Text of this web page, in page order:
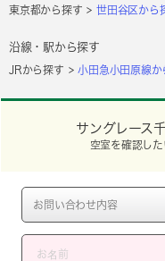
東京都から探す 世田谷区から
沿線・駅から探す
JRから探す 小田急小田原線か
サングレース
空室を確認し